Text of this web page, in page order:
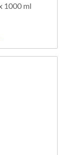
FRAU ALCOHOL MEDICINAL 96º x 1000 ml